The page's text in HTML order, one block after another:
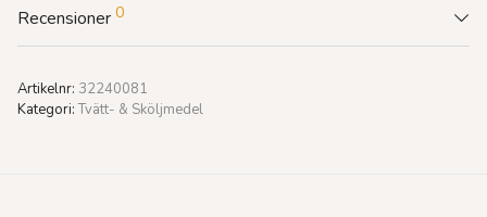
Recensioner 0
Artikelnr: 32240081
Kategori:Tvätt- & Sköljmedel